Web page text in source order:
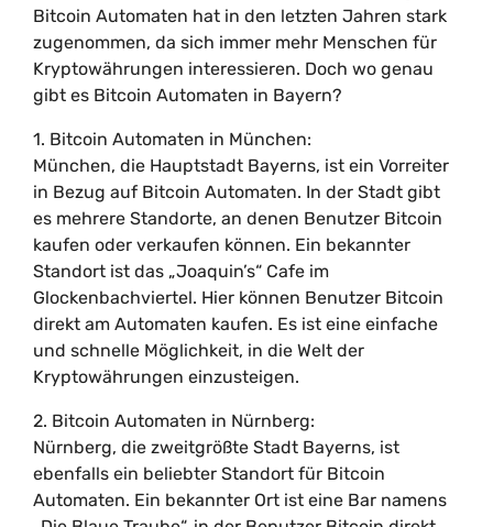
Bitcoin Automaten hat in den letzten Jahren stark
zugenommen, da sich immer mehr Menschen für
Kryptowährungen interessieren. Doch wo genau
gibt es Bitcoin Automaten in Bayern?
1. Bitcoin Automaten in München:
München, die Hauptstadt Bayerns, ist ein Vorreiter
in Bezug auf Bitcoin Automaten. In der Stadt gibt
es mehrere Standorte, an denen Benutzer Bitcoin
kaufen oder verkaufen können. Ein bekannter
Standort ist das „Joaquin’s“ Cafe im
Glockenbachviertel. Hier können Benutzer Bitcoin
direkt am Automaten kaufen. Es ist eine einfache
und schnelle Möglichkeit, in die Welt der
Kryptowährungen einzusteigen.
2. Bitcoin Automaten in Nürnberg:
Nürnberg, die zweitgrößte Stadt Bayerns, ist
ebenfalls ein beliebter Standort für Bitcoin
Automaten. Ein bekannter Ort ist eine Bar namens